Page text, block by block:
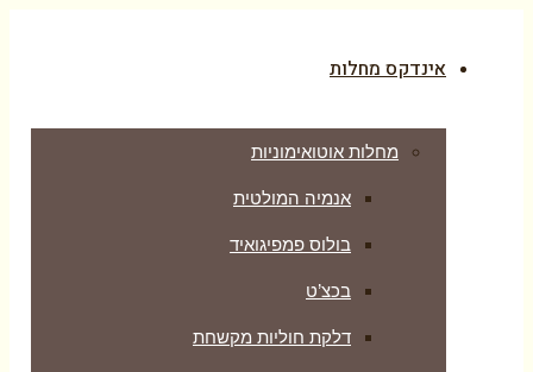
אינדקס מחלות
מחלות אוטואימוניות
אנמיה המולטית
בולוס פמפיגואיד
בכצ’ט
דלקת חוליות מקשחת